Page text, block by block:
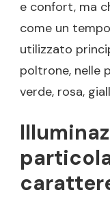
e confort, ma
come un
utilizzato
poltrone, nelle
verde, rosa,